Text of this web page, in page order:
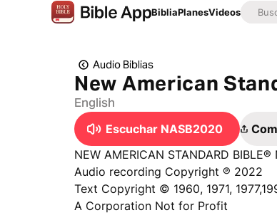
BibliaPlanesVideos
Audio Biblias
New American
English
Escuchar NASB2020
NEW AMERICAN STANDARD BIBLE®
Audio recording Copyright ℗ 2022
Text Copyright © 1960, 1971,
A Corporation Not for Profit